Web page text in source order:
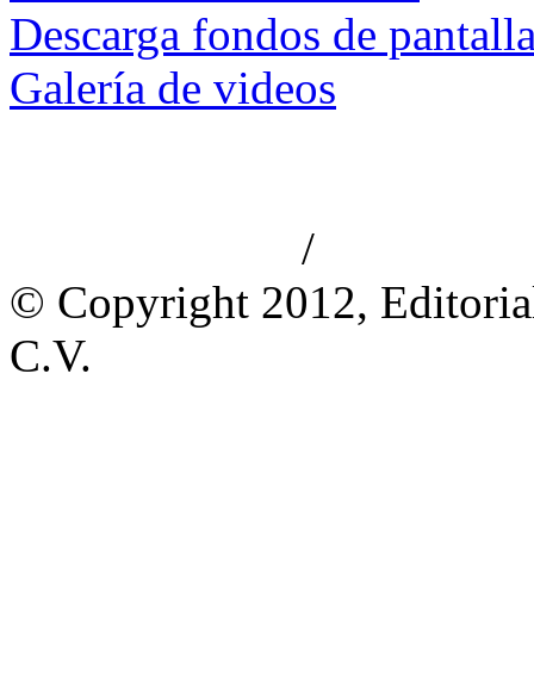
Descarga fondos de
Galería de videos
/
© Copyright 2012,
C.V.